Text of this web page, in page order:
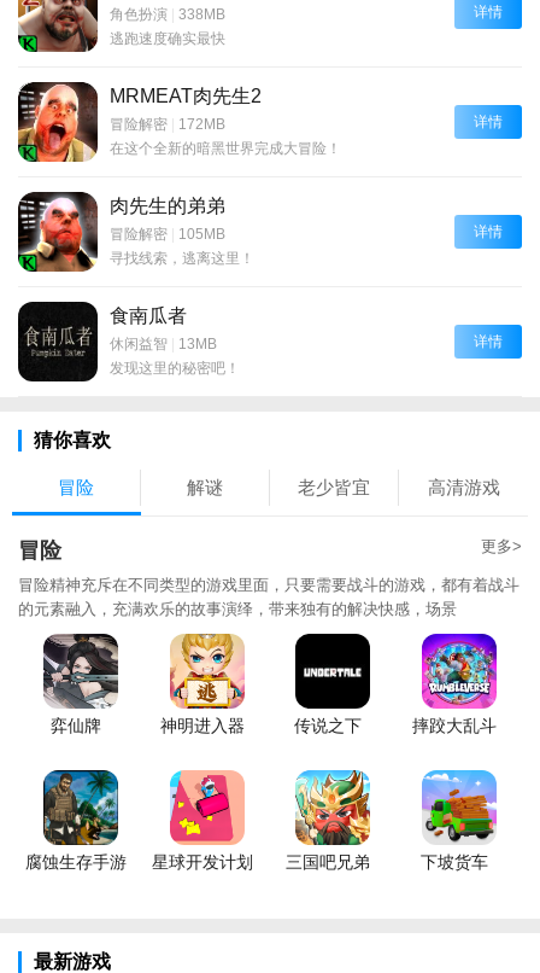
角色扮演 | 338MB
逃跑速度确实最快
详情
MRMEAT肉先生2
冒险解密 | 172MB
在这个全新的暗黑世界完成大冒险！
详情
肉先生的弟弟
冒险解密 | 105MB
寻找线索，逃离这里！
详情
食南瓜者
休闲益智 | 13MB
发现这里的秘密吧！
详情
猜你喜欢
冒险 解谜 老少皆宜 高清游戏
冒险 更多>
冒险精神充斥在不同类型的游戏里面，只要需要战斗的游戏，都有着战斗
的元素融入，充满欢乐的故事演绎，带来独有的解决快感，场景
弈仙牌 神明进入器 传说之下 摔跤大乱斗
腐蚀生存手游 星球开发计划 三国吧兄弟 下坡货车
最新游戏